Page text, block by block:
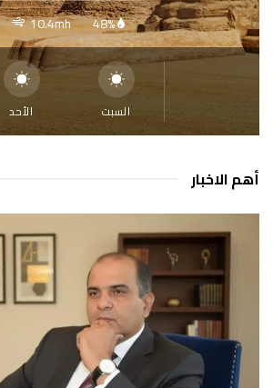
48%
10.4mh
السبت الأحد
أهم الاخبار